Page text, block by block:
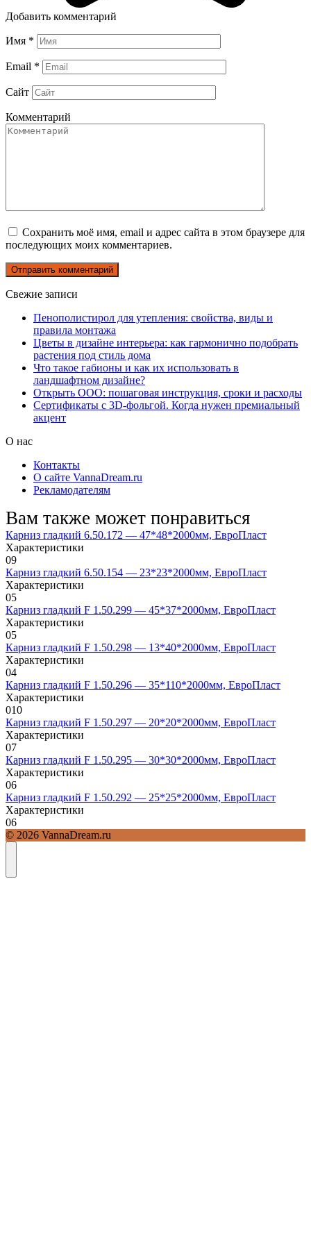
Добавить комментарий
Имя *
Email *
Сайт
Комментарий
Сохранить моё имя, email и адрес сайта в этом браузере для
последующих моих комментариев.
Свежие записи
Пенополистирол для утепления: свойства, виды и
правила монтажа
Цветы в дизайне интерьера: как гармонично подобрать
растения под стиль дома
Что такое габионы и как их использовать в
ландшафтном дизайне?
Открыть ООО: пошаговая инструкция, сроки и расходы
Сертификаты с 3D-фольгой. Когда нужен премиальный
акцент
О нас
Контакты
О сайте VannaDream.ru
Рекламодателям
Вам также может понравиться
Карниз гладкий 6.50.172 — 47*48*2000мм, ЕвроПласт
Характеристики
09
Карниз гладкий 6.50.154 — 23*23*2000мм, ЕвроПласт
Характеристики
05
Карниз гладкий F 1.50.299 — 45*37*2000мм, ЕвроПласт
Характеристики
05
Карниз гладкий F 1.50.298 — 13*40*2000мм, ЕвроПласт
Характеристики
04
Карниз гладкий F 1.50.296 — 35*110*2000мм, ЕвроПласт
Характеристики
010
Карниз гладкий F 1.50.297 — 20*20*2000мм, ЕвроПласт
Характеристики
07
Карниз гладкий F 1.50.295 — 30*30*2000мм, ЕвроПласт
Характеристики
06
Карниз гладкий F 1.50.292 — 25*25*2000мм, ЕвроПласт
Характеристики
06
© 2026 VannaDream.ru